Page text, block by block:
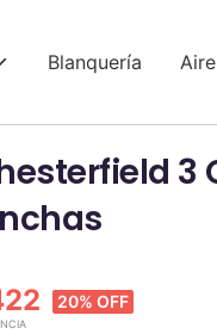
Blanquería
3
20% OFF